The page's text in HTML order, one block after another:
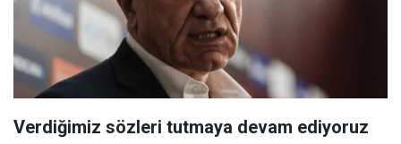
Verdiğimiz sözleri tutmaya devam ediyoruz